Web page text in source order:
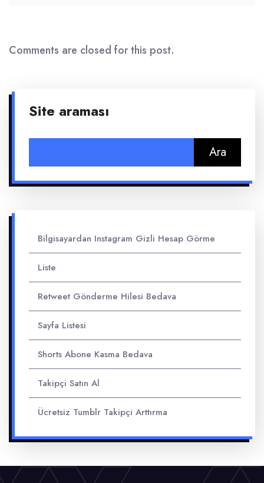
Comments are closed for this post.
Site araması
Bilgisayardan Instagram Gizli Hesap Görme
Liste
Retweet Gönderme Hilesi Bedava
Sayfa Listesi
Shorts Abone Kasma Bedava
Takipçi Satın Al
Ücretsiz Tumblr Takipçi Arttırma